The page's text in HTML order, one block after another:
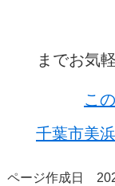
までお気
こ
千葉市美
ページ作成日